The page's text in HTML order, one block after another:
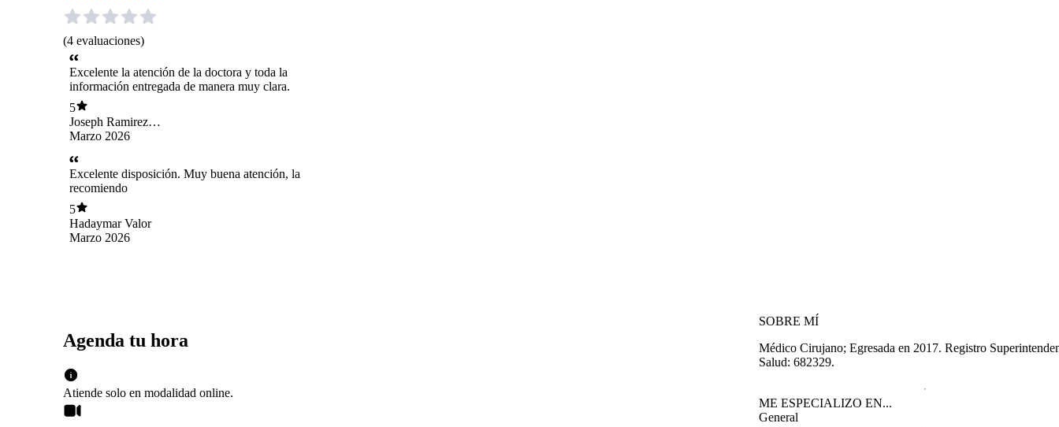
(4 evaluaciones)
Excelente la atención de la doctora y toda la
información entregada de manera muy clara.
5
Joseph Ramirez
Catalan
Marzo 2026
Excelente disposición. Muy buena atención, la
recomiendo
5
Hadaymar Valor
Marzo 2026
Agenda tu hora
Atiende solo en modalidad online.
SOBRE MÍ
Médico Cirujano; Egresada en 2017. Registro
Salud: 682329.
ME ESPECIALIZO EN...
General